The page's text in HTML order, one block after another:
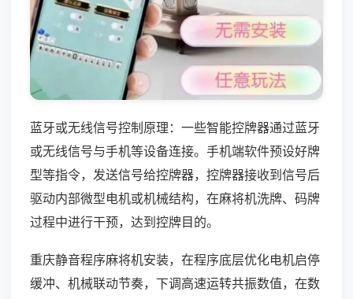
蓝牙或无线信号控制原理：一些智能控牌器通过蓝牙
或无线信号与手机等设备连接。手机端软件预设好牌
型等指令，发送信号给控牌器，控牌器接收到信号后
驱动内部微型电机或机械结构，在麻将机洗牌、码牌
过程中进行干预，达到控牌目的。
重庆静音程序麻将机安装，在程序底层优化电机启停
缓冲、机械联动节奏，下调高速运转共振数值，在数